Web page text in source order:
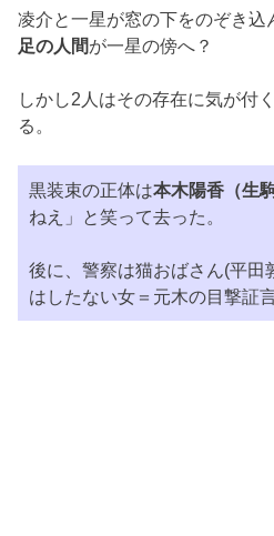
凌介と一星が窓の下をのぞき込
足の人間が一星の傍へ？
しかし2人はその存在に気が付
る。
黒装束の正体は本木陽香（生
ねえ」と笑って去った。
後に、警察は猫おばさん(平田
はしたない女＝元木の目撃証